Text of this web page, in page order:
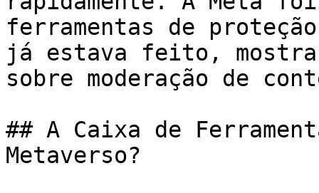
ferramentas de
já estava feito,
sobre moderação de
## A Caixa de
Metaverso?